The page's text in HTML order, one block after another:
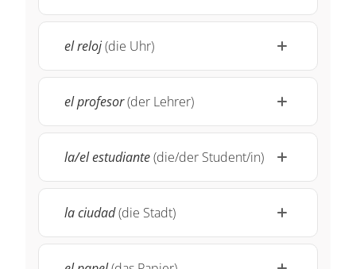
el reloj(die Uhr)
el profesor(der Lehrer)
la/el estudiante(die/der Student/in)
la ciudad(die Stadt)